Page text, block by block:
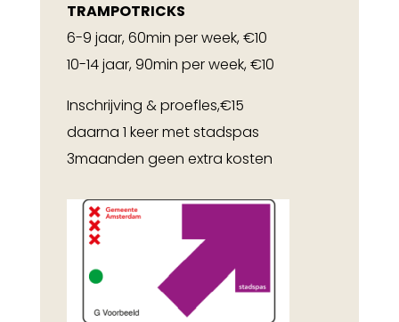
TRAMPOTRICKS
6-9 jaar, 60min per week, €10
10-14 jaar, 90min per week, €10
Inschrijving & proefles,€15
daarna 1 keer met stadspas
3maanden geen extra kosten